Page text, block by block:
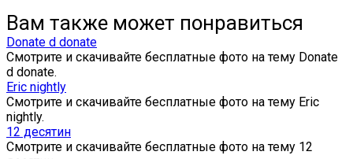
Вам также может понравиться
Donate d donate
Смотрите и скачивайте бесплатные фото на тему Donate
d donate.
Eric nightly
Смотрите и скачивайте бесплатные фото на тему Eric
nightly.
12 десятин
Смотрите и скачивайте бесплатные фото на тему 12